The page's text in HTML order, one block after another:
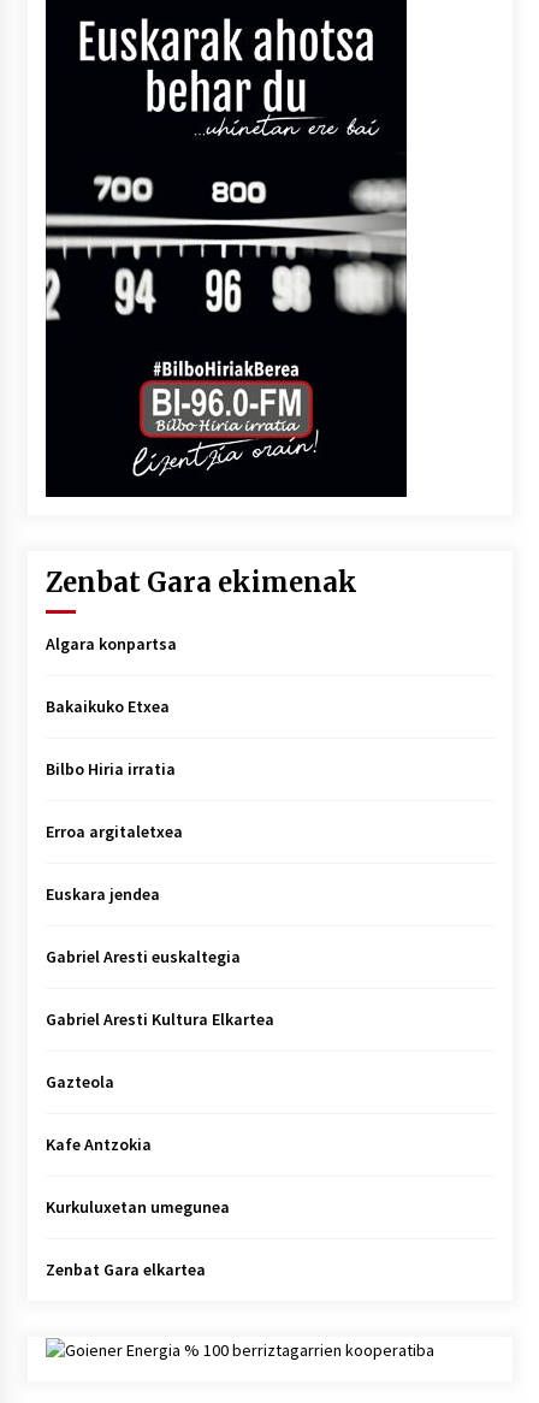
Zenbat Gara ekimenak
Algara konpartsa
Bakaikuko Etxea
Bilbo Hiria irratia
Erroa argitaletxea
Euskara jendea
Gabriel Aresti euskaltegia
Gabriel Aresti Kultura Elkartea
Gazteola
Kafe Antzokia
Kurkuluxetan umegunea
Zenbat Gara elkartea